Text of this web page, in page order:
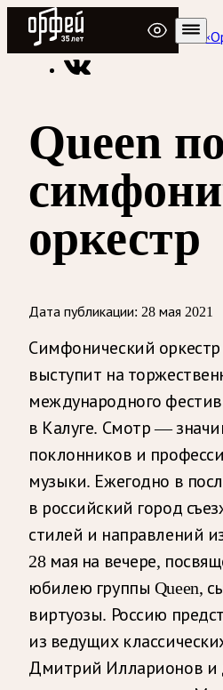
Радио Орфей
Радио классической музыки
Queen
оркестр
Дата публикации: 28 мая 2021
Симфонический
выступит на
международного
в Калуге. Смотр —
поклонников и
музыки. Ежегодно в
в российский город
стилей и направлений
28 мая на вечере,
юбилею группы Queen,
виртуозы. Россию
из ведущих
Дмитрий Илларионов и